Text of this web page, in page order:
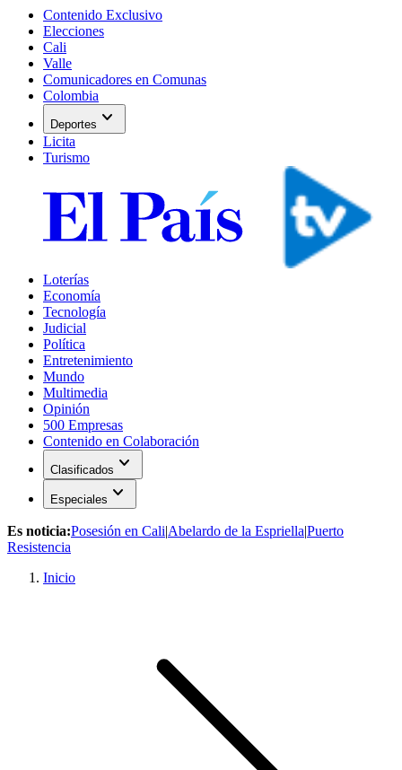
Contenido Exclusivo
Elecciones
Cali
Valle
Comunicadores en Comunas
Colombia
Deportes expand_more
Licita
Turismo
Loterías
Economía
Tecnología
Judicial
Política
Entretenimiento
Mundo
Multimedia
Opinión
500 Empresas
Contenido en Colaboración
Clasificados expand_more
Especiales expand_more
Es noticia:Posesión en Cali|Abelardo de la Espriella|Puerto
Resistencia
Inicio